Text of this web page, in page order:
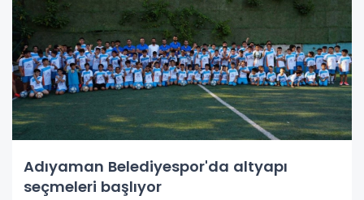
Adıyaman Belediyespor'da altyapı
seçmeleri başlıyor